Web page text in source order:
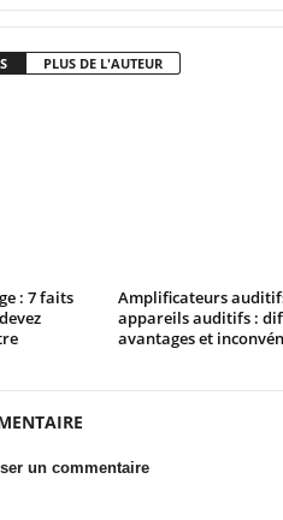
PLUS DE L'AUTEUR
: 7 faits
Amplificateurs
appareils auditifs :
avantages et
un commentaire